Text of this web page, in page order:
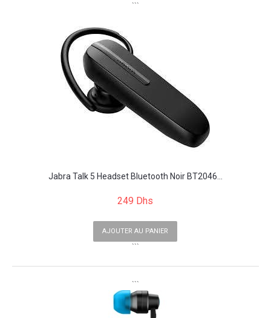
```
Jabra Talk 5 Headset Bluetooth Noir BT2046...
249 Dhs
AJOUTER AU PANIER
```
```